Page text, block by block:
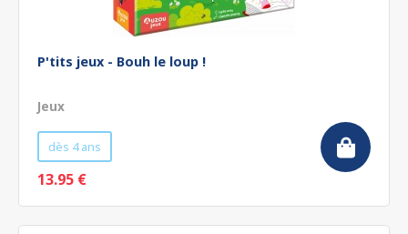
P'tits jeux - Bouh le loup !
Jeux
dès 4 ans
13.95 €